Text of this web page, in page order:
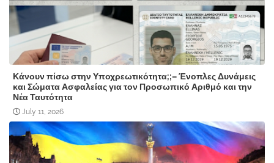
Κάνουν πίσω στην Υποχρεωτικότητα;;– Ένοπλες Δυνάμεις
και Σώματα Ασφαλείας για τον Προσωπικό Αριθμό και την
Νέα Ταυτότητα
July 11, 2026